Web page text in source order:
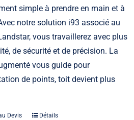
simple à prendre en main et à
notre solution i93 associé au
vous travaillerez avec plus
de sécurité et de précision. La
vous guide pour
de points, toit devient plus
Devis Détails